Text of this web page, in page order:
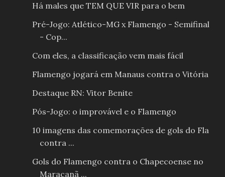
Há males que TEM QUE VIR para o bem
Pré-Jogo: Atlético-MG x Flamengo - Semifinal
- Cop...
Com eles, a classificação vem mais fácil
Flamengo jogará em Manaus contra o Vitória
Destaque RN: Vitor Benite
Pós-Jogo: o improvável e o Flamengo
10 imagens das comemorações de gols do Fla
contra ...
Gols do Flamengo contra o Chapecoense no
Maracanã ...